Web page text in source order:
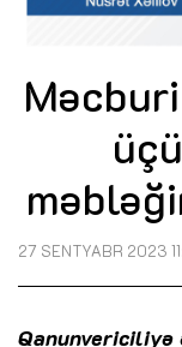
27 SENTYABR 2023
Qanunvericiliyə